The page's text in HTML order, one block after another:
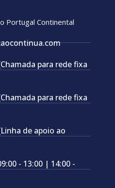
Portugal Continental
para rede fixa
para rede fixa
de apoio ao
- 13:00 | 14:00 -